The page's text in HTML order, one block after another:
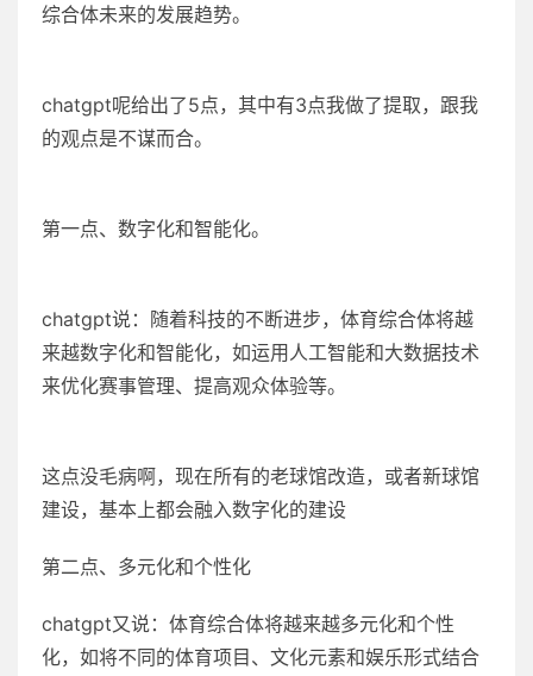
综合体未来的发展趋势。
chatgpt呢给出了5点，其中有3点我做了提取，跟我
的观点是不谋而合。
第一点、数字化和智能化。
chatgpt说：随着科技的不断进步，体育综合体将越
来越数字化和智能化，如运用人工智能和大数据技术
来优化赛事管理、提高观众体验等。
这点没毛病啊，现在所有的老球馆改造，或者新球馆
建设，基本上都会融入数字化的建设
第二点、多元化和个性化
chatgpt又说：体育综合体将越来越多元化和个性
化，如将不同的体育项目、文化元素和娱乐形式结合